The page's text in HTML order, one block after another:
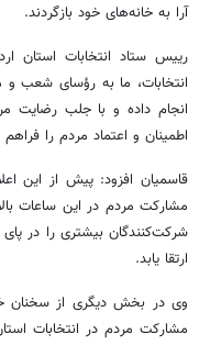
آرا به خانه‌های خود بازگردند.
انتخابات، ما به رؤسای شعب و
انجام داده و با جلب رضایت
اطمینان و اعتماد مردم را فراهم
مشارکت مردم در این ساعات
شرکت‌کنندگان بیشتری را در
ارتقا یابد.
وی در بخش دیگری از سخنان
مشارکت مردم در انتخابات